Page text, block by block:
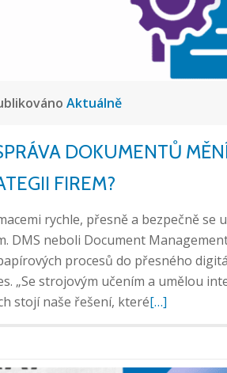
Aktuálně
DOKUMENTŮ
FIREM?
rychle, přesně a bezpečně se
DMS neboli Document
procesů do přesného
„Se strojovým učením a umělou
stojí naše řešení, kteréPřečtěte
[…]